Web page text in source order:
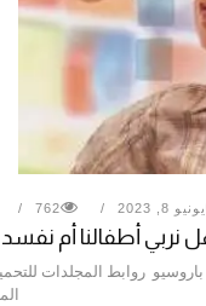
يونيو 8, 2023 762
نربي أطفالنا أم
روابط المجلدات